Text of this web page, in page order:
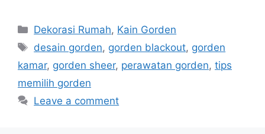
Categories
Dekorasi Rumah, Kain Gorden
Tags
desain gorden, gorden blackout, gorden
kamar, gorden sheer, perawatan gorden, tips
memilih gorden
Leave a comment